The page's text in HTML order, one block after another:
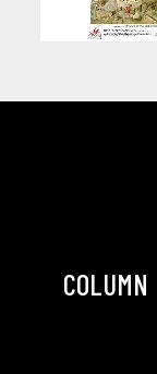
COLUMN